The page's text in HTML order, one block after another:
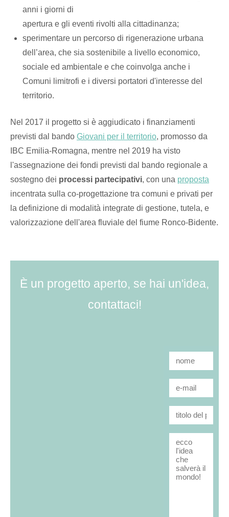
anni i giorni di
apertura e gli eventi rivolti alla cittadinanza;
sperimentare un percorso di rigenerazione urbana
dell’area, che sia sostenibile a livello economico,
sociale ed ambientale e che coinvolga anche i
Comuni limitrofi e i diversi portatori d'interesse del
territorio.
Nel 2017 il progetto si è aggiudicato i finanziamenti
previsti dal bando Giovani per il territorio, promosso da
IBC Emilia-Romagna, mentre nel 2019 ha visto
l'assegnazione dei fondi previsti dal bando regionale a
sostegno dei processi partecipativi, con una proposta
incentrata sulla co-progettazione tra comuni e privati per
la definizione di modalità integrate di gestione, tutela, e
valorizzazione dell'area fluviale del fiume Ronco-Bidente.
È un progetto aperto, se hai un'idea,
contattaci!